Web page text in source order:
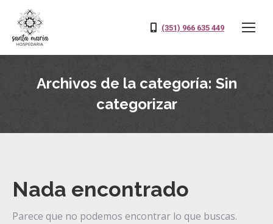
(351) 966 635 449
Archivos de la categoría: Sin
categorizar
Nada encontrado
Parece que no podemos encontrar lo que buscas.